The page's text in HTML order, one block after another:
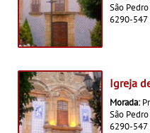
São Pedro
6290-547
Igreja
Morada:
São Pedro
6290-547